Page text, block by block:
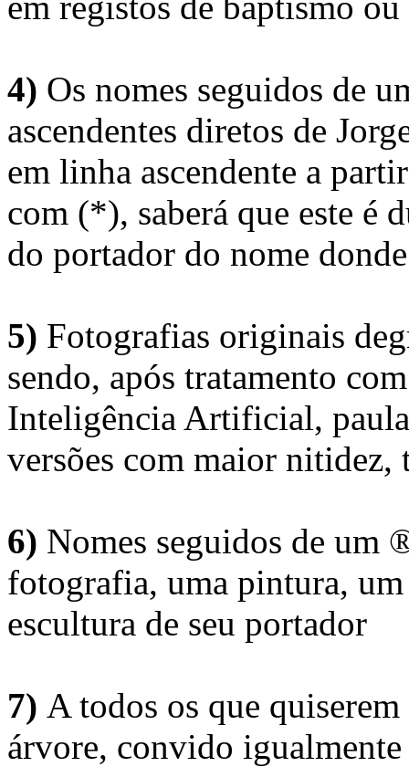
4) Os nomes seguidos de
ascendentes diretos de
em linha ascendente a
com (*), saberá que este é
do portador do nome
5) Fotografias originais
sendo, após tratamento
Inteligência Artificial,
versões com maior nitidez,
6) Nomes seguidos de um
fotografia, uma pintura,
escultura de seu portador
7) A todos os que
árvore, convido